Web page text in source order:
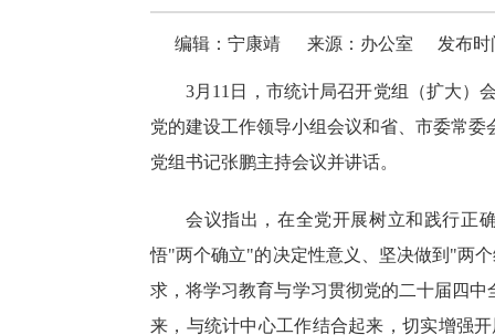
编辑：宁康靖 来源：办公室 发布时
3月11日，市统计局召开党组（扩大）
党的建设工作领导小组会议和省、市委常
党组书记张鹏主持会议并讲话。
会议指出，在全党开展树立和践行正
悟"两个确立"的决定性意义、坚决做到"两
求，将学习教育与学习贯彻党的二十届四
来，与统计中心工作结合起来，切实增强